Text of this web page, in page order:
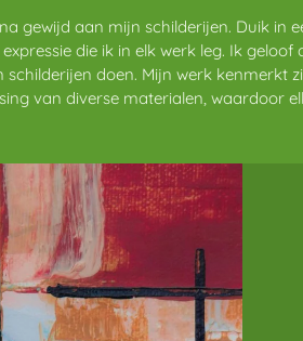
gewijd aan mijn schilderijen. Duik in
die ik in elk werk leg. Ik
schilderijen doen. Mijn werk kenmerkt
van diverse materialen, waardoor